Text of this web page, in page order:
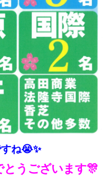
ね😭✨
うございます🎊